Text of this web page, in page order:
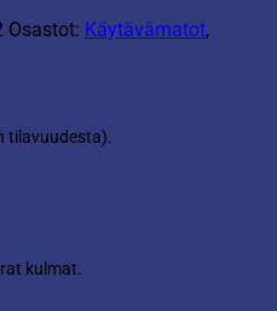
Osastot: Käytävämatot,
tilavuudesta).
kulmat.